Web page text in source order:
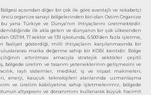
açısından diğer bir çok ile göre avantajlı ve rekabetçi
öncü organize sanayi bölgelerinden biri olan Ostim Organize
bu yana Türkiye ve Dünya’nın ihtiyaçlarını üretmektedir.
denildiğinde ilk akla gelen ve dünyanın bir çok ülkesinden
OSTİM, 17 sektör ve 139 işkolunda, 6.500’den fazla işletme,
faaliyet gösterdiği, milli ihtiyaçların karşılanmasında bir
marka değerine sahip bir KOBİ kentidir. Bölge
artırılması amacıyla stratejik sektörler çeşitli
bölgede üretim ve tasarım yeteneklerinin gelişmesini ve
raylı sistemler, medikal, iş ve inşaat makineleri,
enerji, kauçuk teknolojileri alanlarında uzmanlaşma
ve üretim kabiliyetine sahip işletmelerimiz, bölgede
altyapısını ve donanımını kullanarak büyük hacimli